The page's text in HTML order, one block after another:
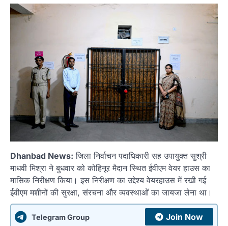
Dhanbad News: जिला निर्वाचन पदाधिकारी सह उपायुक्त सुश्री
माधवी मिश्रा ने बुधवार को कोहिनूर मैदान स्थित ईवीएम वेयर हाउस का
मासिक निरीक्षण किया। इस निरीक्षण का उद्देश्य वेयरहाउस में रखी गई
ईवीएम मशीनों की सुरक्षा, संरचना और व्यवस्थाओं का जायजा लेना था।
Telegram Group Join Now